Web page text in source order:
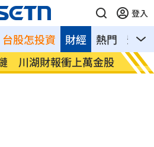
登入
台股怎投資 熱門 影音
財經
川湖財報衝上萬金股
孫易
球